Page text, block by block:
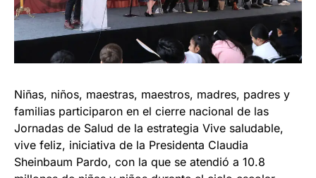
Niñas, niños, maestras, maestros, madres, padres y
familias participaron en el cierre nacional de las
Jornadas de Salud de la estrategia Vive saludable,
vive feliz, iniciativa de la Presidenta Claudia
Sheinbaum Pardo, con la que se atendió a 10.8